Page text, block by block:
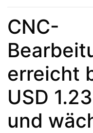
CNC-
erreicht
USD
und